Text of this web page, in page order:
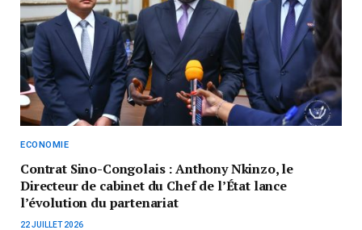
ECONOMIE
Contrat Sino-Congolais : Anthony Nkinzo, le
Directeur de cabinet du Chef de l’État lance
l’évolution du partenariat
22 JUILLET 2026